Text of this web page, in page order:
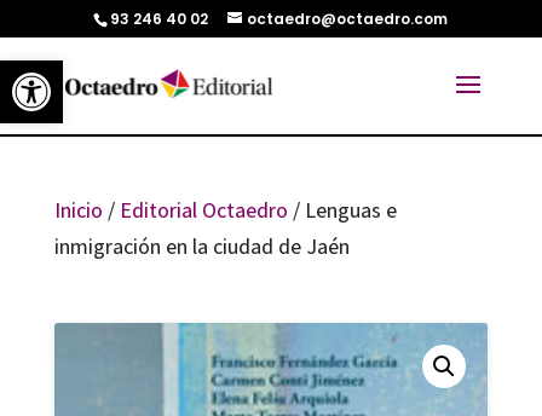
Abrir barra de herramientas
93 246 40 02 octaedro@octaedro.com
Inicio / Editorial Octaedro / Lenguas e
inmigración en la ciudad de Jaén